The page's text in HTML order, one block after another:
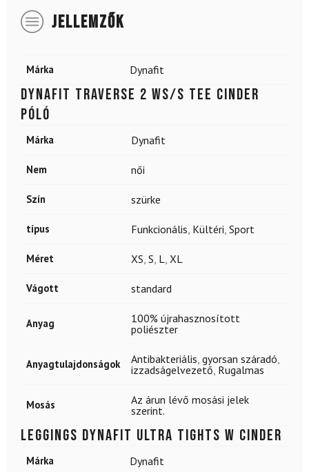
JELLEMZŐK
Márka Dynafit
DYNAFIT Traverse 2 WS/S TEE Cinder
póló
Márka Dynafit
Nem női
Szín szürke
típus Funkcionális Kültéri Sport
Méret XS S L XL
Vágott standard
Anyag
100% újrahasznosított
poliészter
Anyagtulajdonságok Antibakteriális gyorsan száradó
izzadságelvezető Rugalmas
Mosás
Az árun lévő mosási jelek
szerint.
Leggings DYNAFIT Ultra Tights W Cinder
Márka Dynafit